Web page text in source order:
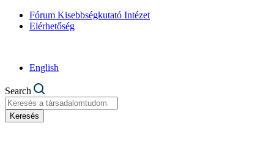
Fórum Kisebbségkutató Intézet
Elérhetőség
English
Search
Keresés